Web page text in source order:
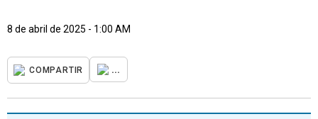
8 de abril de 2025 - 1:00 AM
COMPARTIR ...